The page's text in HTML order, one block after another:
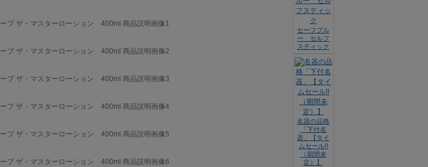
セーフブル
ー セルフ
スティック
名器の品格
「下付名
器」【タイ
ムセール!!
（期間未
定）】